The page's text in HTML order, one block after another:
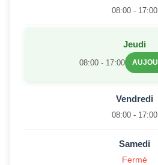
08:00 - 17:00
Jeudi
08:00 - 17:00
Vendredi
08:00 - 17:00
Samedi
Fermé